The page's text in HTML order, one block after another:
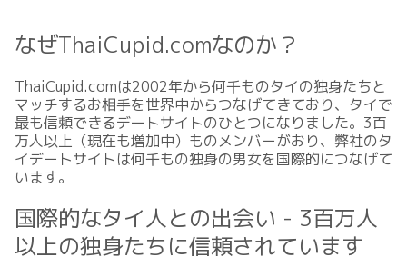
なぜThaiCupid.comなのか？
ThaiCupid.comは2002年から何千ものタイの独身たちと
マッチするお相手を世界中からつなげてきており、タイで
最も信頼できるデートサイトのひとつになりました。3百
万人以上（現在も増加中）ものメンバーがおり、弊社のタ
イデートサイトは何千もの独身の男女を国際的につなげて
います。
国際的なタイ人との出会い - 3百万人
以上の独身たちに信頼されています